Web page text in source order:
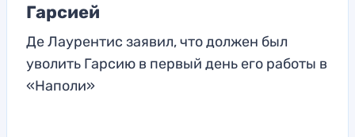
Гарсией
Де Лаурентис заявил, что должен был
уволить Гарсию в первый день его работы в
«Наполи»